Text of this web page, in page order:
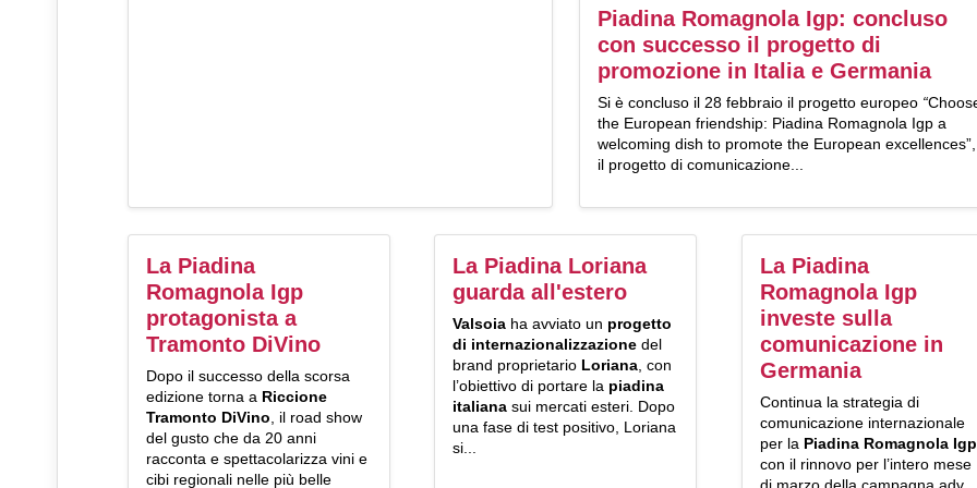
Piadina Romagnola Igp: concluso
con successo il progetto di
promozione in Italia e Germania
Si è concluso il 28 febbraio il progetto europeo “
the European friendship: Piadina Romagnola Igp a
welcoming dish to promote the European excellences”,
il progetto di comunicazione...
La Piadina
Romagnola Igp
protagonista a
Tramonto DiVino
Dopo il successo della scorsa
edizione torna a Riccione
Tramonto DiVino , il road show
del gusto che da 20 anni
racconta e spettacolarizza vini e
cibi regionali nelle più belle
La Piadina Loriana
guarda all'estero
Valsoia ha avviato un progetto
di internazionalizzazione del
brand proprietario Loriana , con
l’obiettivo di portare la piadina
italiana sui mercati esteri. Dopo
una fase di test positivo, Loriana
si...
La Piadina
Romagnola Igp
investe sulla
comunicazione in
Germania
Continua la strategia di
comunicazione internazionale
per la Piadina Romagnola Igp
con il rinnovo per l’intero mese